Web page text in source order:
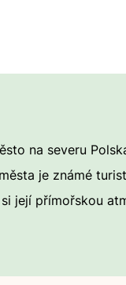
na severu
je známé
její přímořskou